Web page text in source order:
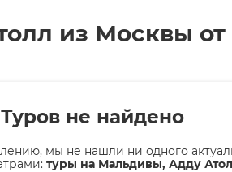
из Москвы от
Туров не найдено
мы не нашли ни одного
туры на Мальдивы, Адду